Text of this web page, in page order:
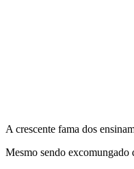
A crescente fama dos
Mesmo sendo excomungado